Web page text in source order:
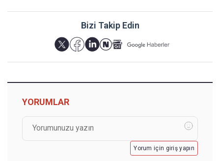
Bizi Takip Edin
YORUMLAR
Yorum için giriş yapın